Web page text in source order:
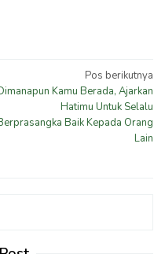
Pos berikutnya
Kamu Berada, Ajarkan
Hatimu Untuk Selalu
Baik Kepada Orang
Lain